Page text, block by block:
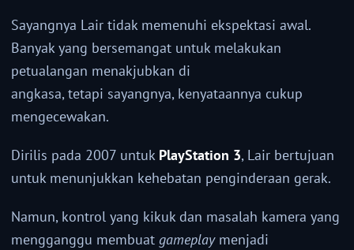
Sayangnya Lair tidak memenuhi ekspektasi awal.
Banyak yang bersemangat untuk melakukan
petualangan menakjubkan di
angkasa, tetapi sayangnya, kenyataannya cukup
mengecewakan.
Dirilis pada 2007 untuk PlayStation 3, Lair bertujuan
untuk menunjukkan kehebatan penginderaan gerak.
Namun, kontrol yang kikuk dan masalah kamera yang
mengganggu membuat gameplaymenjadi